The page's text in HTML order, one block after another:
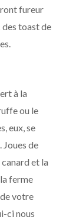
fureur
des toast de
à la
ou le
eux, se
de
et la
ferme
votre
ci nous